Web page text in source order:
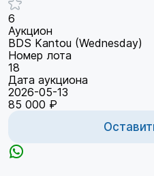
6
Аукцион
BDS Kantou (Wednesday)
Номер лота
18
Дата аукциона
2026-05-13
85 000 ₽